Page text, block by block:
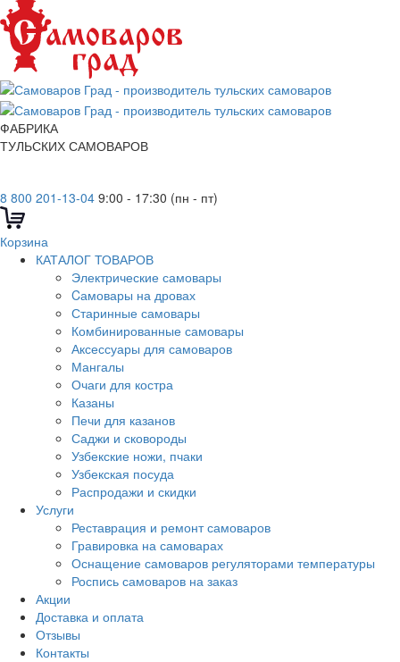
ФАБРИКА
ТУЛЬСКИХ САМОВАРОВ
8 800 201-13-04 9:00 - 17:30 (пн - пт)
Корзина
КАТАЛОГ ТОВАРОВ
Электрические самовары
Cамовары на дровах
Старинные самовары
Комбинированные самовары
Аксессуары для самоваров
Мангалы
Очаги для костра
Казаны
Печи для казанов
Саджи и сковороды
Узбекские ножи, пчаки
Узбекская посуда
Распродажи и скидки
Услуги
Реставрация и ремонт самоваров
Гравировка на самоварах
Оснащение самоваров регуляторами температуры
Роспись самоваров на заказ
Акции
Доставка и оплата
Отзывы
Контакты